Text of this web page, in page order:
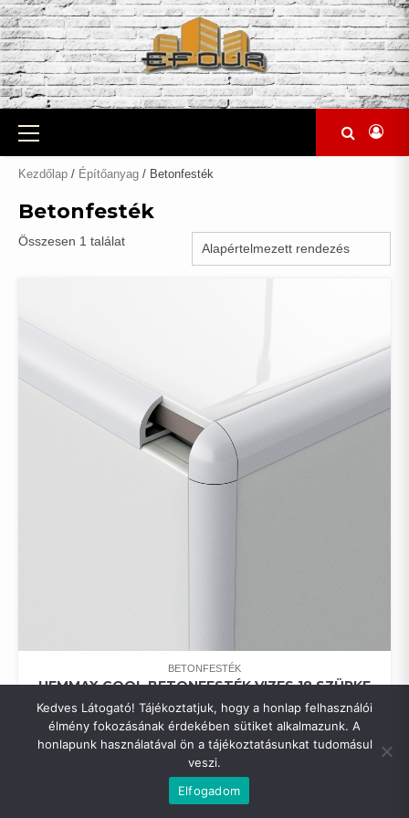
Skip
to
content
Primary
Menu
Kezdőlap / Építőanyag / Betonfesték
Betonfesték
Összesen 1 találat
BETONFESTÉK
HEMMAX COOL BETONFESTÉK VIZES 18 SZÜRKE
5KG
0FT
Copyright © All rights reserved.|Shopical
Kedves Látogató! Tájékoztatjuk, hogy a honlap felhasználói
élmény fokozásának érdekében sütiket alkalmazunk. A
honlapunk használatával ön a tájékoztatásunkat tudomásul
veszi.
Elfogadom